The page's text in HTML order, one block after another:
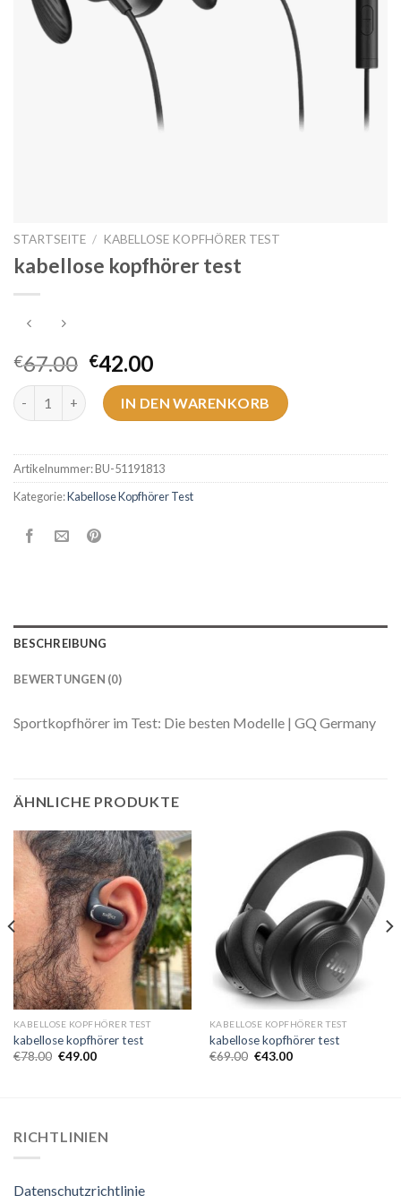
STARTSEITE / KABELLOSE KOPFHÖRER TEST
kabellose kopfhörer test
€67.00 €42.00
kabellose kopfhörer test Menge
IN DEN WARENKORB
Artikelnummer:BU-51191813
Kategorie:Kabellose Kopfhörer Test
BESCHREIBUNG
BEWERTUNGEN (0)
Sportkopfhörer im Test: Die besten Modelle | GQ Germany
ÄHNLICHE PRODUKTE
KABELLOSE KOPFHÖRER TEST
kabellose kopfhörer test
€78.00 €49.00
KABELLOSE KOPFHÖRER TEST
kabellose kopfhörer test
€69.00 €43.00
RICHTLINIEN
Datenschutzrichtlinie